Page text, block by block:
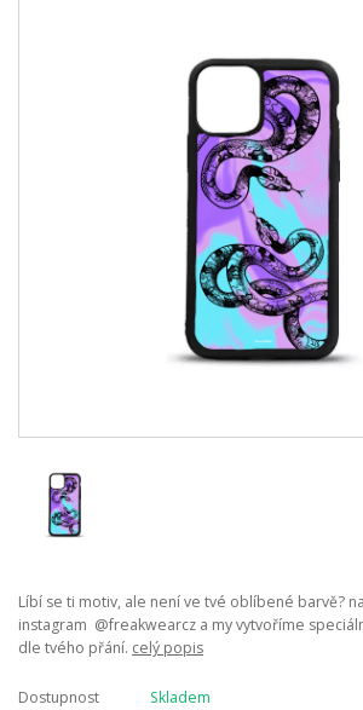
Líbí se ti motiv, ale není ve tvé oblíbené barvě?
instagram @freakwearcz a my vytvoříme
dle tvého přání. celý popis
Dostupnost
Skladem